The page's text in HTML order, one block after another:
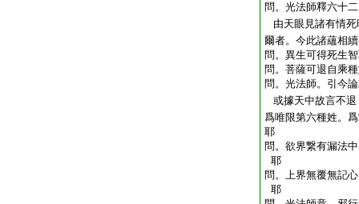
問。光法師釋六十
由天眼見諸有情
爾者。今此諸蘊相
問。異生可得死生
問。菩薩可退自乘
問。光法師。引今
或據天中故言不退
爲唯限第六種姓。
耶
問。欲界繋有漏法
耶
問。上界無覆無記
耶